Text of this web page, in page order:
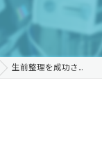
生前整理を成功させるコツ